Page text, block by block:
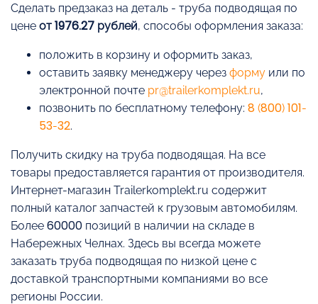
Cделать предзаказ на деталь - труба подводящая по
цене от 1976.27 рублей, способы оформления заказа:
положить в корзину и оформить заказ,
оставить заявку менеджеру через форму или по
электронной почте pr@trailerkomplekt.ru,
позвонить по бесплатному телефону: 8 (800) 101-
53-32.
Получить скидку на труба подводящая. На все
товары предоставляется гарантия от производителя.
Интернет-магазин Trailerkomplekt.ru содержит
полный каталог запчастей к грузовым автомобилям.
Более 60000 позиций в наличии на складе в
Набережных Челнах. Здесь вы всегда можете
заказать труба подводящая по низкой цене с
доставкой транспортными компаниями во все
регионы России.